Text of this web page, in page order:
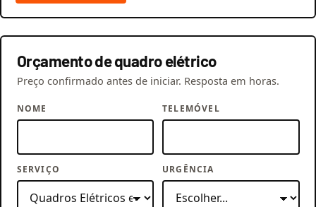
Orçamento de quadro elétrico
Preço confirmado antes de iniciar. Resposta em horas.
NOME TELEMÓVEL
SERVIÇO URGÊNCIA